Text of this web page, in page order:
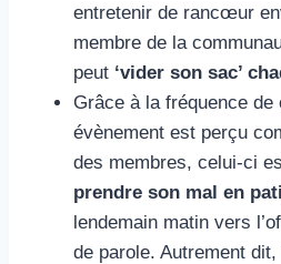
entretenir de rancœur
membre de la
peut ‘vider son sac’
Grâce à la fréquence
évènement est perçu
des membres, celui-ci
prendre son mal en
lendemain matin vers
de parole. Autrement dit,